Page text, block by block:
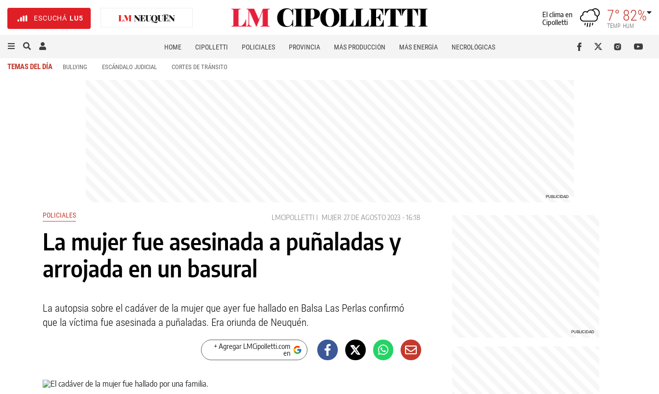
ESCUCHÁ LU5
El clima en
Cipolletti
7°
TEMP
82%
HUM
HOME CIPOLLETTI POLICIALES PROVINCIA MÁS PRODUCCIÓN MÁS ENERGÍA NECROLÓGICAS
TEMAS DEL DÍA BULLYING ESCÁNDALO JUDICIAL CORTES DE TRÁNSITO
POLICIALES LMCIPOLLETTI MUJER 27 DE AGOSTO 2023 - 16:18
La mujer fue asesinada a puñaladas y
arrojada en un basural
La autopsia sobre el cadáver de la mujer que ayer fue hallado en Balsa Las Perlas confirmó
que la víctima fue asesinada a puñaladas. Era oriunda de Neuquén.
+ Agregar LMCipolletti.com
en